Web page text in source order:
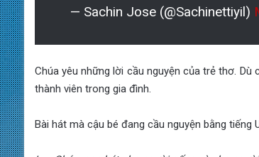
— Sachin Jose (@Sachinettiyil)
Chúa yêu những lời cầu nguyện của trẻ thơ.
thành viên trong gia đình.
Bài hát mà cậu bé đang cầu nguyện bằng tiếng